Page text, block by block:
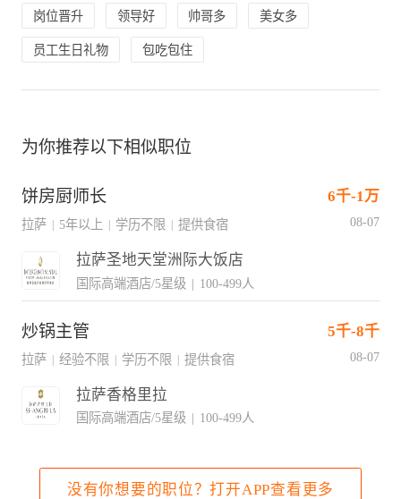
岗位晋升 领导好 帅哥多 美女多
员工生日礼物 包吃包住
为你推荐以下相似职位
饼房厨师长 6千-1万
拉萨 5年以上 学历不限 提供食宿 08-07
拉萨圣地天堂洲际大饭店
国际高端酒店/5星级 | 100-499人
炒锅主管 5千-8千
拉萨 | 经验不限 | 学历不限 | 提供食宿 08-07
拉萨香格里拉
国际高端酒店/5星级 | 100-499人
没有你想要的职位？打开APP查看更多